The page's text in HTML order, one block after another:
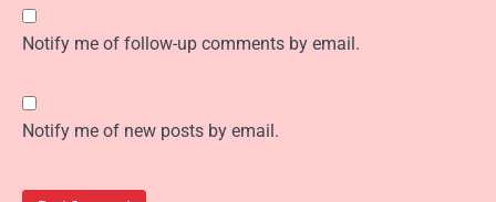
Notify me of follow-up comments by email.
Notify me of new posts by email.